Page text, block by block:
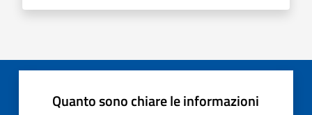
Quanto sono chiare le informazioni